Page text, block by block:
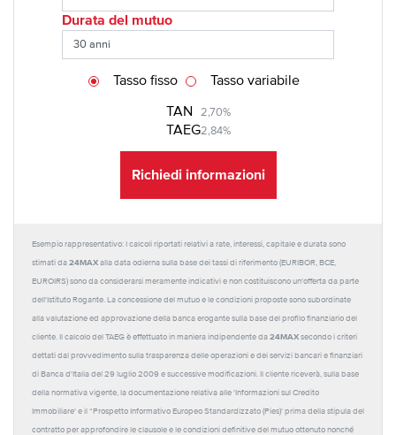
Durata del mutuo
TAN 2,70%
TAEG2,84%
Tasso fisso Tasso variabile
Richiedi informazioni
Esempio rappresentativo: I calcoli riportati relativi a rate, interessi, capitale e durata sono
stimati da 24MAX alla data odierna sulla base dei tassi di riferimento (EURIBOR, BCE,
EUROIRS) sono da considerarsi meramente indicativi e non costituiscono un'offerta da parte
dell'Istituto Rogante. La concessione del mutuo e le condizioni proposte sono subordinate
alla valutazione ed approvazione della banca erogante sulla base del profilo finanziario del
cliente. Il calcolo del TAEG è effettuato in maniera indipendente da 24MAX secondo i criteri
dettati dal provvedimento sulla trasparenza delle operazioni e dei servizi bancari e finanziari
di Banca d'Italia del 29 luglio 2009 e successive modificazioni. Il cliente riceverà, sulla base
della normativa vigente, la documentazione relativa alle 'Informazioni sul Credito
Immobiliare' e il “Prospetto Informativo Europeo Standardizzato (Pies)' prima della stipula del
contratto per approfondire le clausole e le condizioni definitive del mutuo ottenuto nonché